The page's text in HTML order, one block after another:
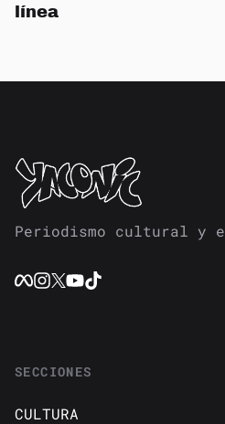
línea
Periodismo cultural y
SECCIONES
CULTURA